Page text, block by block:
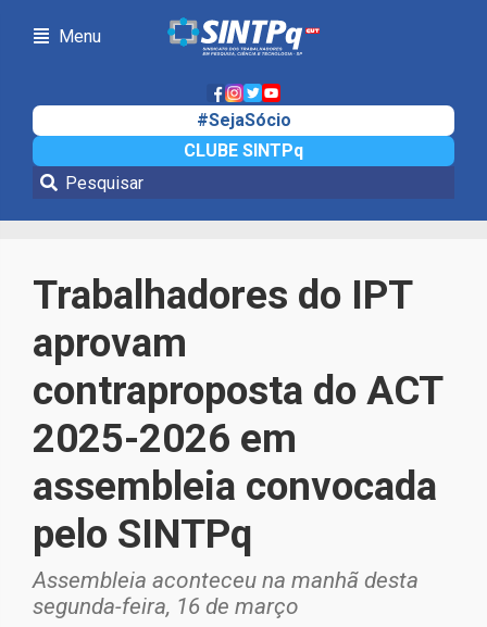
Menu
#SejaSócio
CLUBE SINTPq
Notícias
Trabalhadores do IPT
aprovam
contraproposta do ACT
2025-2026 em
assembleia convocada
pelo SINTPq
Assembleia aconteceu na manhã desta
segunda-feira, 16 de março